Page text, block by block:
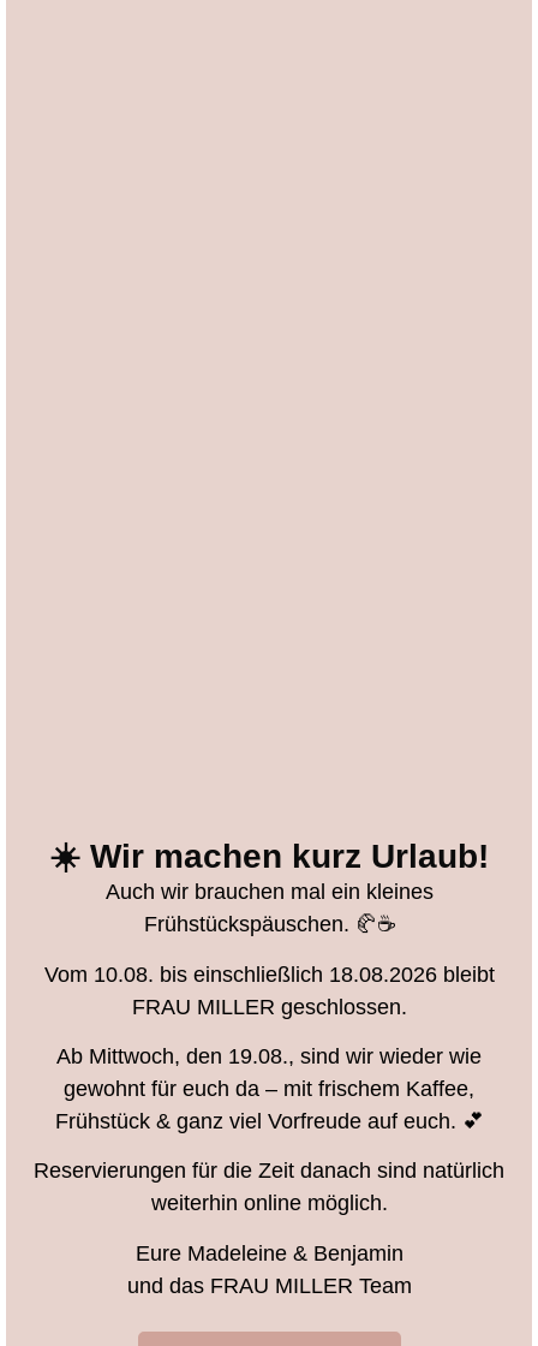
☀️ Wir machen kurz Urlaub!
Auch wir brauchen mal ein kleines
Frühstückspäuschen. 🥐☕️
Vom 10.08. bis einschließlich 18.08.2026 bleibt
FRAU MILLER geschlossen.
Ab Mittwoch, den 19.08., sind wir wieder wie
gewohnt für euch da – mit frischem Kaffee,
Frühstück & ganz viel Vorfreude auf euch. 💕
Reservierungen für die Zeit danach sind natürlich
weiterhin online möglich.
Eure Madeleine & Benjamin
und das FRAU MILLER Team